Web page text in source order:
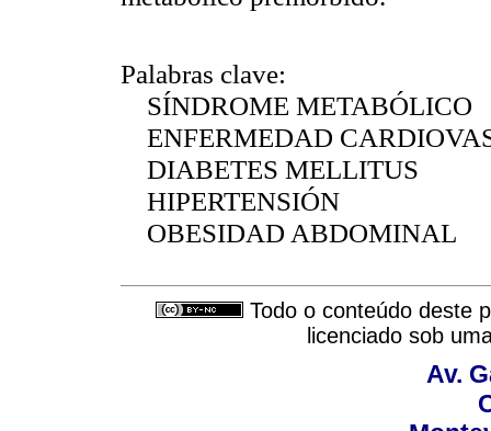
Palabras clave:
SÍNDROME METABÓLICO
ENFERMEDAD
DIABETES MELLITUS
HIPERTENSIÓN
OBESIDAD ABDOMINAL
Todo o conteúdo deste
licenciado sob
Av.